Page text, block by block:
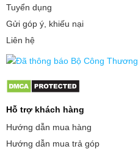
Tuyển dụng
Gửi góp ý, khiếu nại
Liên hệ
Hỗ trợ khách hàng
Hướng dẫn mua hàng
Hướng dẫn mua trả góp